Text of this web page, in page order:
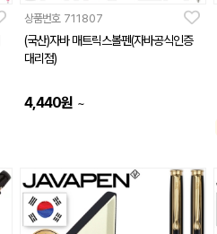
상품번호 711807
(국산)자바 매트릭스볼펜(자바공식인증
대리점)
4,440원 ~